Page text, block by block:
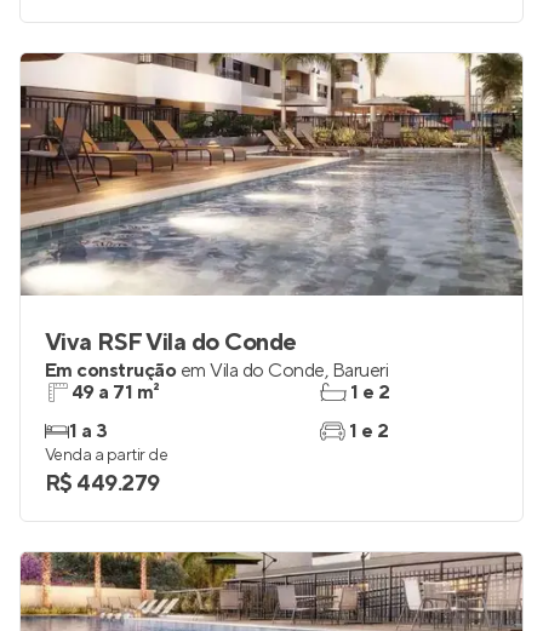
Viva RSF Vila do Conde
Em construção em Vila do Conde, Barueri
49 a 71 m²
1 a 3
1 e 2
1 e 2
Venda a partir de
R$ 449.279